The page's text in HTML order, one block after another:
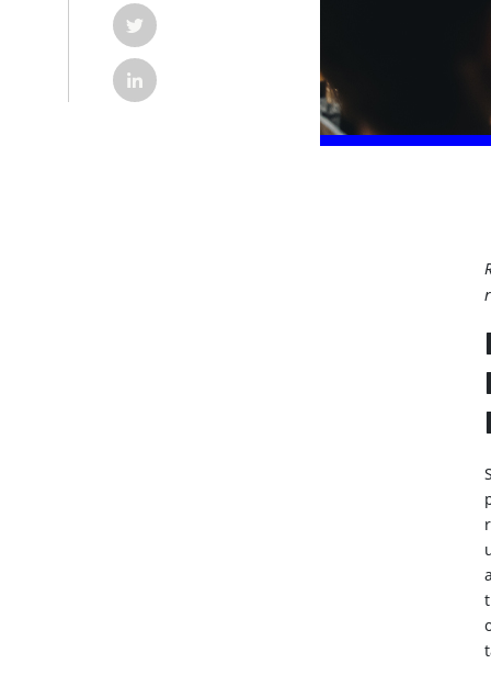
COMPARTILHAR POST NO TWITTER EM NOVA
COMPARTILHAR POST NO LINKEDIN EM NOVA